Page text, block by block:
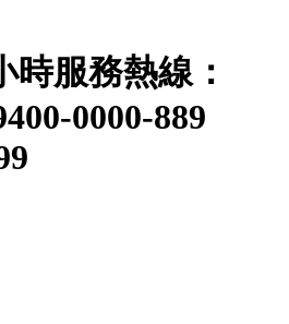
時服務熱線：
400-0000-889